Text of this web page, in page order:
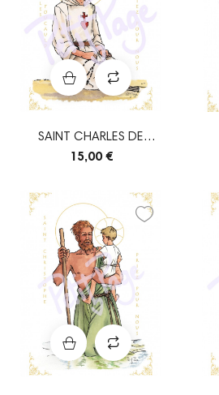
SAINT CHARLES DE
FOUCAULD À GENOUX
15,00 €